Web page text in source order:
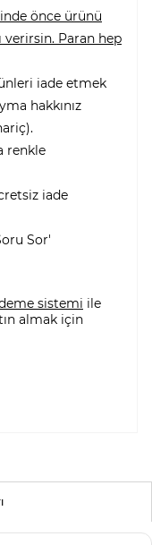
önce ürünü
verirsin. Paran hep
iade etmek
hakkınız
renkle
iade
Sor'
sistemi ile
almak için